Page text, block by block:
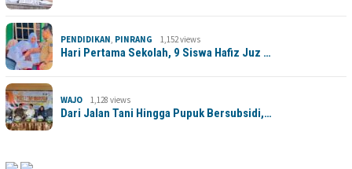
PENDIDIKAN PINRANG 1,152 views
Hari Pertama Sekolah, 9 Siswa Hafiz Juz …
WAJO 1,128 views
Dari Jalan Tani Hingga Pupuk Bersubsidi,…